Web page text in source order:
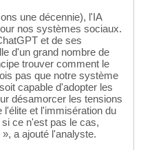
une décennie), l'IA
nos systèmes sociaux.
et de ses
d'un grand nombre de
trouver comment le
pas que notre système
capable d'adopter les
désamorcer les tensions
l'élite et l'immisération du
ce n'est pas le cas,
a ajouté l'analyste.